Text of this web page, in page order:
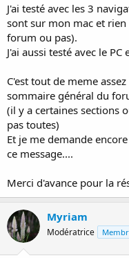
J'ai testé avec les 3
sont sur mon mac et
forum ou pas).
J'ai aussi testé avec le
C'est tout de meme
sommaire général du
(il y a certaines sections
pas toutes)
Et je me demande
ce message....
Merci d'avance pour la
Myriam
Modératrice